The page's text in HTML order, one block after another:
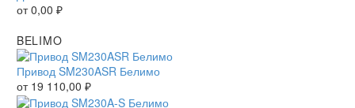
от0,00 ₽
BELIMO
Привод SM230ASR Белимо
от 19 110,00 ₽